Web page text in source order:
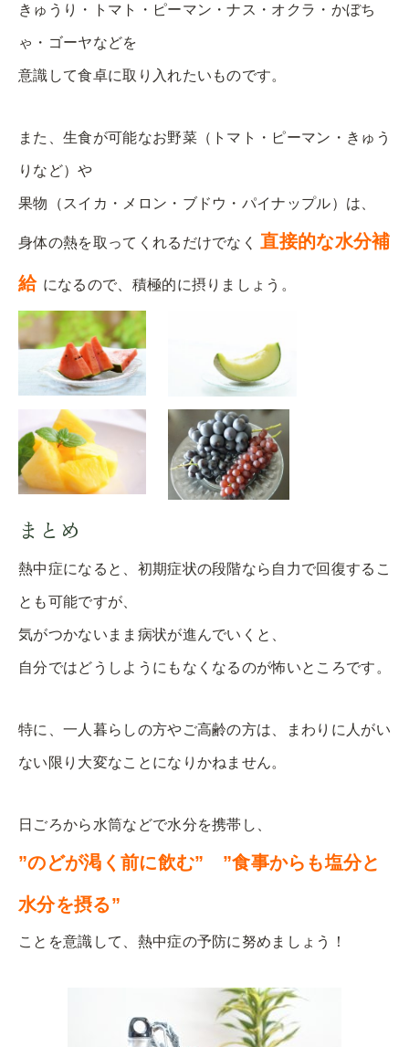
きゅうり・トマト・ピーマン・ナス・オクラ・かぼち
ゃ・ゴーヤなどを
意識して食卓に取り入れたいものです。
また、生食が可能なお野菜（トマト・ピーマン・きゅう
りなど）や
果物（スイカ・メロン・ブドウ・パイナップル）は、
身体の熱を取ってくれるだけでなく 直接的な水分補
給 になるので、積極的に摂りましょう。
まとめ
熱中症になると、初期症状の段階なら自力で回復するこ
とも可能ですが、
気がつかないまま病状が進んでいくと、
自分ではどうしようにもなくなるのが怖いところです。
特に、一人暮らしの方やご高齢の方は、まわりに人がい
ない限り大変なことになりかねません。
日ごろから水筒などで水分を携帯し、
”のどが渇く前に飲む” ”食事からも塩分と
水分を摂る”
ことを意識して、熱中症の予防に努めましょう！